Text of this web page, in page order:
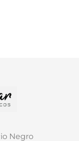
Negro